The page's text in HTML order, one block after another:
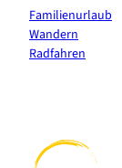
Familienurlaub
Wandern
Radfahren
b
n
t t
u